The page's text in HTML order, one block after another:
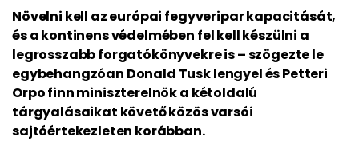
Növelni kell az európai fegyveripar kapacitását,
és a kontinens védelmében fel kell készülni a
legrosszabb forgatókönyvekre is – szögezte le
egybehangzóan Donald Tusk lengyel és Petteri
Orpo finn miniszterelnök a kétoldalú
tárgyalásaikat követő közös varsói
sajtóértekezleten korábban.